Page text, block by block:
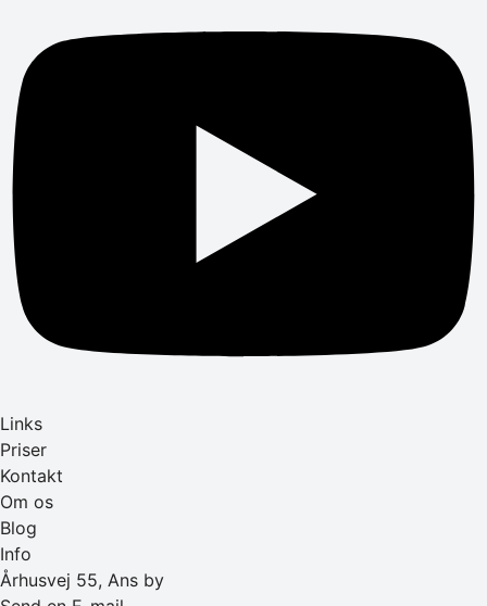
Links
Priser
Kontakt
Om os
Blog
Info
Århusvej 55, Ans by